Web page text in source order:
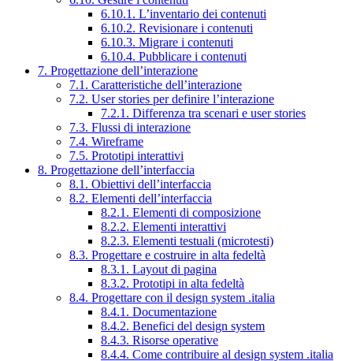
6.10.1. L’inventario dei contenuti
6.10.2. Revisionare i contenuti
6.10.3. Migrare i contenuti
6.10.4. Pubblicare i contenuti
7. Progettazione dell’interazione
7.1. Caratteristiche dell’interazione
7.2. User stories per definire l’interazione
7.2.1. Differenza tra scenari e user stories
7.3. Flussi di interazione
7.4. Wireframe
7.5. Prototipi interattivi
8. Progettazione dell’interfaccia
8.1. Obiettivi dell’interfaccia
8.2. Elementi dell’interfaccia
8.2.1. Elementi di composizione
8.2.2. Elementi interattivi
8.2.3. Elementi testuali (microtesti)
8.3. Progettare e costruire in alta fedeltà
8.3.1. Layout di pagina
8.3.2. Prototipi in alta fedeltà
8.4. Progettare con il design system .italia
8.4.1. Documentazione
8.4.2. Benefici del design system
8.4.3. Risorse operative
8.4.4. Come contribuire al design system .italia